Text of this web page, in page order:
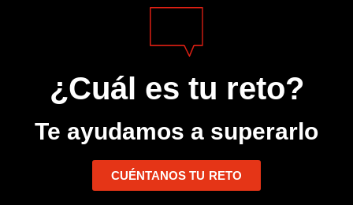
¿Cuál es tu reto?
Te ayudamos a superarlo
CUÉNTANOS TU RETO